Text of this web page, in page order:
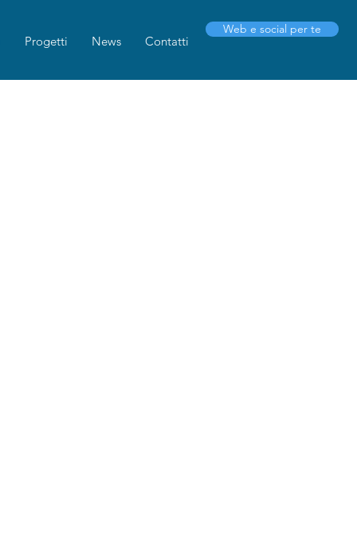
Progetti News Contatti
Web e social per te